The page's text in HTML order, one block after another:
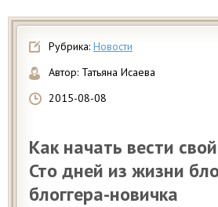
Рубрика: Новости
Автор: Татьяна Исаева
2015-08-08
Как начать вести
Сто дней из жизни
блоггера-новичка